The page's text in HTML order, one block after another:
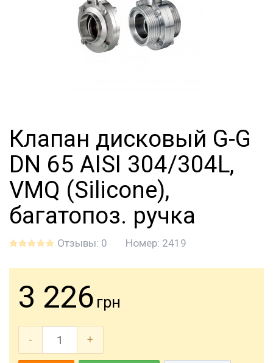
Клапан дисковый G-G
DN 65 AISI 304/304L,
VMQ (Silicone),
багатопоз. ручка
Отзывы: 0 Номер: 2419
3 226 грн
- +